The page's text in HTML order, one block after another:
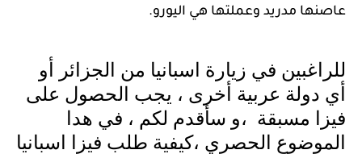
عاصنها مدريد وعملتها هي اليورو.
للراغبين في زيارة اسبانيا من الجزائر أو
أي دولة عربية أخرى ، يجب الحصول على
فيزا مسبقة ،و سأقدم لكم ، في هدا
الموضوع الحصري ،كيفية طلب فيزا اسبانيا